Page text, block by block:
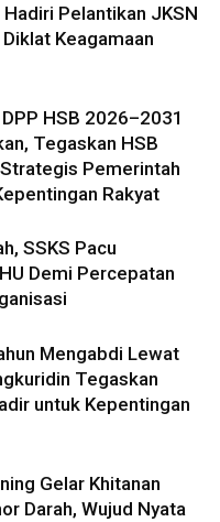
Pelantikan JKSN
Keagamaan
HSB 2026–2031
Tegaskan HSB
Pemerintah
Rakyat
SSKS Pacu
Demi Percepatan
Mengabdi Lewat
Tegaskan
untuk Kepentingan
Gelar Khitanan
Darah, Wujud Nyata